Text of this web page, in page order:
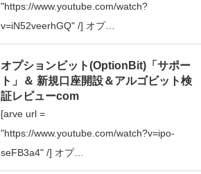
"https://www.youtube.com/watch?
v=iN52veerhGQ" /] オプ…
オプションビット(OptionBit)「サポー
ト」＆ 新規口座開設＆アルゴビット検
証レビューcom
[arve url =
"https://www.youtube.com/watch?v=ipo-
seFB3a4" /] オプ…